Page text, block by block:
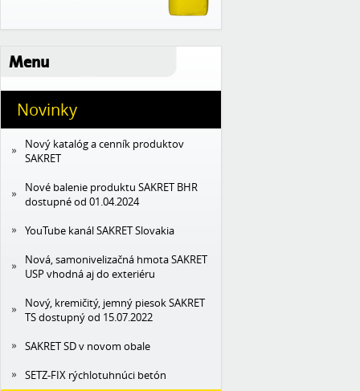
Menu
Novinky
Nový katalóg a cenník produktov
SAKRET
Nové balenie produktu SAKRET BHR
dostupné od 01.04.2024
YouTube kanál SAKRET Slovakia
Nová, samonivelizačná hmota SAKRET
USP vhodná aj do exteriéru
Nový, kremičitý, jemný piesok SAKRET
TS dostupný od 15.07.2022
SAKRET SD v novom obale
SETZ-FIX rýchlotuhnúci betón